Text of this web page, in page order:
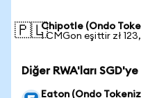
🇵🇱Chipotle (Ondo
1 CMGon eşittir zł
Diğer RWA'ları
Eaton (Ondo